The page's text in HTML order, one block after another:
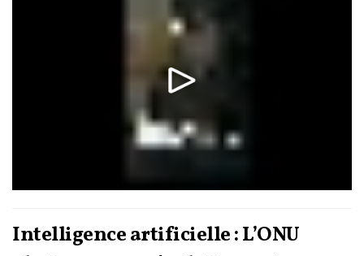
Intelligence artificielle : L’ONU